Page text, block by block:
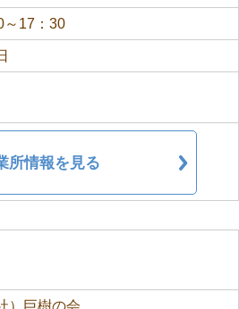
～17：30
所情報を見る
）巨樹の会